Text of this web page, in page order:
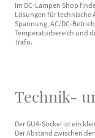
Im DC-Lampen Shop
Lösungen für technische
Spannung, AC/DC-
Temperaturbereich und
Trafo.
Technik-
Der GU4-Sockel ist ein
Der Abstand zwischen